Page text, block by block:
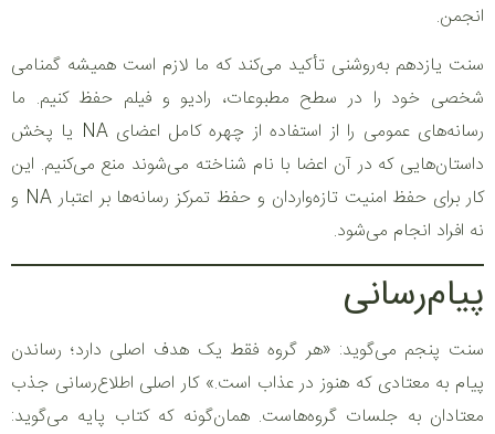
انجمن.
سنت یازدهم به‌روشنی تأکید می‌کند که ما لازم است همیشه گمنامی
شخصی خود را در سطح مطبوعات، رادیو و فیلم حفظ کنیم. ما
رسانه‌های عمومی را از استفاده از چهره کامل اعضای NA یا پخش
داستان‌هایی که در آن اعضا با نام شناخته می‌شوند منع می‌کنیم. این
کار برای حفظ امنیت تازه‌واردان و حفظ تمرکز رسانه‌ها بر اعتبار NA و
نه افراد انجام می‌شود.
پیام‌رسانی
سنت پنجم می‌گوید: «هر گروه فقط یک هدف اصلی دارد؛ رساندن
پیام به معتادی که هنوز در عذاب است.» کار اصلی اطلاع‌رسانی جذب
معتادان به جلسات گروه‌هاست. همان‌گونه که کتاب پایه می‌گوید: